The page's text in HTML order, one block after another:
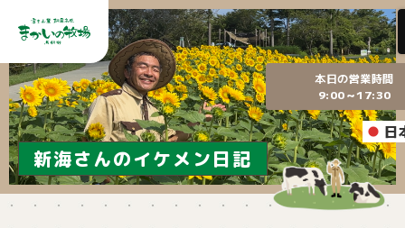
日
本日の営業時間
9:00～17:30
新海さんのイケメン日記